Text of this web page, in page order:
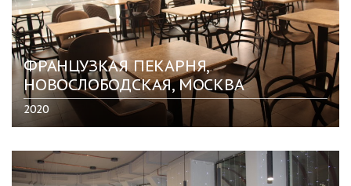
ФРАНЦУЗКАЯ ПЕКАРНЯ,
НОВОСЛОБОДСКАЯ, МОСКВА
2020